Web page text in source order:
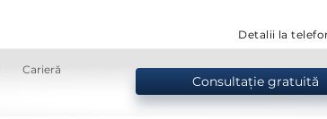
Detalii la
Carieră
Consultație gratuită